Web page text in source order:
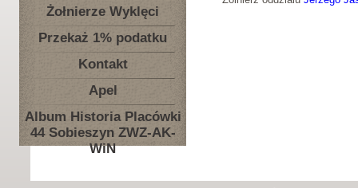
Żołnierze Wyklęci
Przekaż 1% podatku
Kontakt
Apel
Album Historia Placówki
44 Sobieszyn ZWZ-AK-
WiN